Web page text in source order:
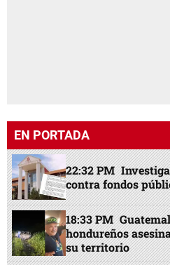
EN PORTADA
22:32 PM
contra fondos
18:33 PM
hondureños
su territorio